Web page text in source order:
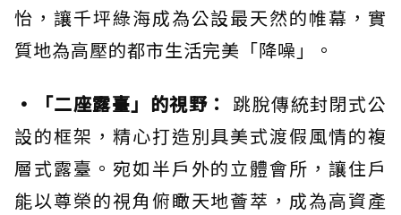
怡，讓千坪綠海成為公設最天然的帷幕，實
質地為高壓的都市生活完美「降噪」。
•「二座露臺」的視野： 跳脫傳統封閉式公
設的框架，精心打造別具美式渡假風情的複
層式露臺。宛如半戶外的立體會所，讓住戶
能以尊榮的視角俯瞰天地薈萃，成為高資產